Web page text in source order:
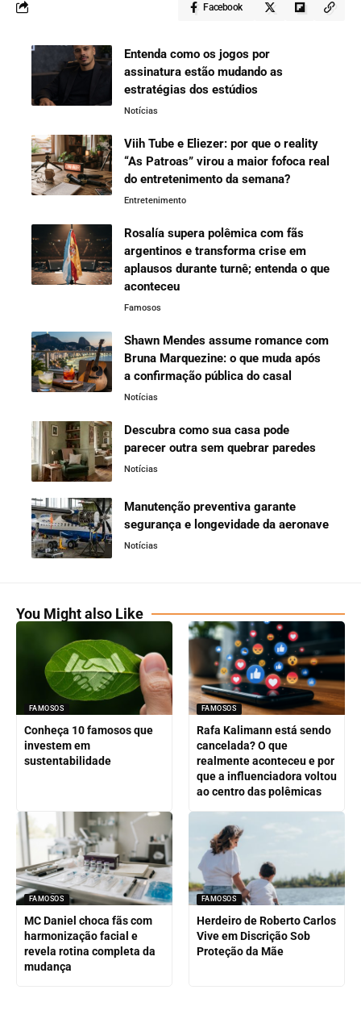
Facebook
Entenda como os jogos por
assinatura estão mudando as
estratégias dos estúdios
Notícias
Viih Tube e Eliezer: por que o reality
“As Patroas” virou a maior fofoca real
do entretenimento da semana?
Entretenimento
Rosalía supera polêmica com fãs
argentinos e transforma crise em
aplausos durante turnê; entenda o que
aconteceu
Famosos
Shawn Mendes assume romance com
Bruna Marquezine: o que muda após
a confirmação pública do casal
Notícias
Descubra como sua casa pode
parecer outra sem quebrar paredes
Notícias
Manutenção preventiva garante
segurança e longevidade da aeronave
Notícias
You Might also Like
FAMOSOS
Conheça 10 famosos que
investem em
sustentabilidade
FAMOSOS
Rafa Kalimann está sendo
cancelada? O que
realmente aconteceu e por
que a influenciadora voltou
ao centro das polêmicas
FAMOSOS
MC Daniel choca fãs com
harmonização facial e
revela rotina completa da
mudança
FAMOSOS
Herdeiro de Roberto Carlos
Vive em Discrição Sob
Proteção da Mãe